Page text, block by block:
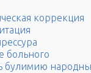
коррекция
больного
булимию